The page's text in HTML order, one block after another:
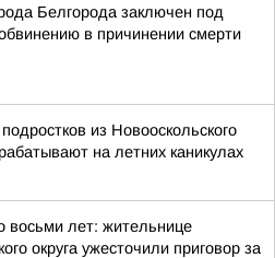
Белгорода заключен под
в причинении смерти
из Новооскольского
на летних каникулах
восьми лет: жительнице
округа ужесточили приговор за